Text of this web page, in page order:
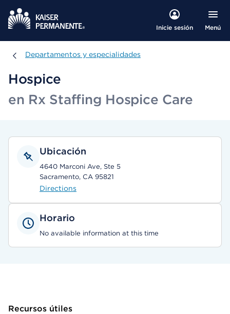
Inicie sesión Menú
Departamentos y especialidades
Departamentos y especialidades
Hospice
en Rx Staffing Hospice Care
Ubicación
4640 Marconi Ave, Ste 5
Sacramento, CA 95821
Directions
Horario
No available information at this time
Recursos útiles